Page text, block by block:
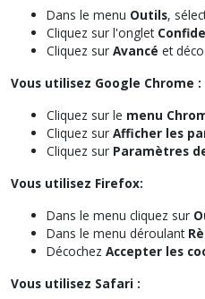
Dans le menu Outils,
Cliquez sur l'onglet
Cliquez sur Avancé et
Vous utilisez Google Chrome :
Cliquez sur le menu
Cliquez sur Afficher les
Cliquez sur Paramètres
Vous utilisez Firefox:
Dans le menu cliquez sur
Dans le menu déroulant
Décochez Accepter les
Vous utilisez Safari :